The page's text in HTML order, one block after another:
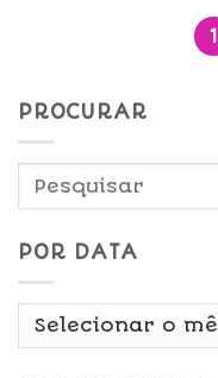
1
PROCURAR
POR DATA
Por